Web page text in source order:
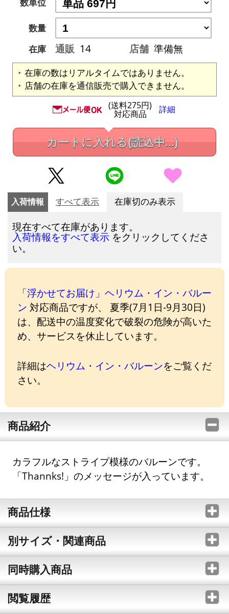
数量
在庫
通販 14 店舗 準備無
在庫の数はリアルタイムではありません。
店舗の在庫を通信販売で購入できません。
(送料275円)
対応商品 詳細
カートに入れる(読込中...)
入荷情報 すべて表示 在庫切のみ表示
現在すべて在庫があります。
入荷情報をすべて表示 をクリックしてくださ
い。
「浮かせてお届け」ヘリウム・イン・バルー
ン 対応商品ですが、 夏季(7月1日-9月30日)
は、配送中の温度変化で破裂の危険が高いた
め、サービスを休止しています。
詳細はヘリウム・イン・バルーンをご覧くだ
さい。
商品紹介
カラフルなストライプ模様のバルーンです。
「Thannks!」のメッセージが入っています。
商品仕様
別サイズ・関連商品
同時購入商品
閲覧履歴